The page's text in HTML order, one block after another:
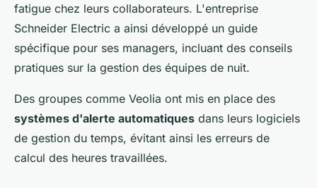
fatigue chez leurs collaborateurs. L'entreprise
Schneider Electric a ainsi développé un guide
spécifique pour ses managers, incluant des conseils
pratiques sur la gestion des équipes de nuit.
Des groupes comme Veolia ont mis en place des
systèmes d'alerte automatiques dans leurs logiciels
de gestion du temps, évitant ainsi les erreurs de
calcul des heures travaillées.